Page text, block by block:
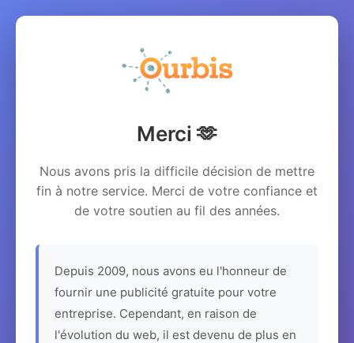
Merci 🫶
Nous avons pris la difficile décision de mettre
fin à notre service. Merci de votre confiance et
de votre soutien au fil des années.
Depuis 2009, nous avons eu l'honneur de
fournir une publicité gratuite pour votre
entreprise. Cependant, en raison de
l'évolution du web, il est devenu de plus en